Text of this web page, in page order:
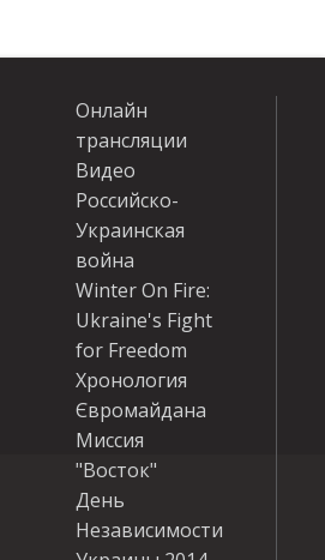
Онлайн
трансляции
Видео
Российско-
Украинская
война
Winter On Fire:
Ukraine's Fight
for Freedom
Хронология
Євромайдана
Миссия
"Восток"
День
Независимости